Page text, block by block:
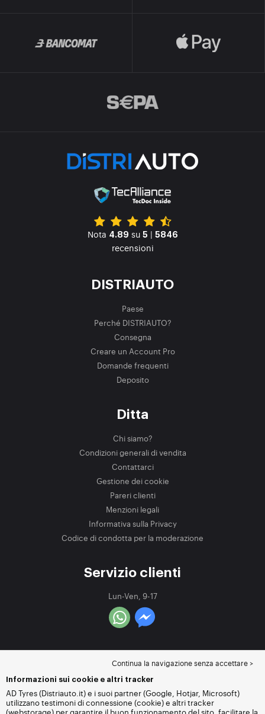
Nota 4.89 su 5 | 5846
recensioni
DISTRIAUTO
Paese
Perché DISTRIAUTO?
Consegna
Creare un Account Pro
Domande frequenti
Deposito
Ditta
Chi siamo?
Condizioni generali di vendita
Contattarci
Gestione dei cookie
Pareri clienti
Menzioni legali
Informativa sulla Privacy
Codice di condotta per la moderazione
Servizio clienti
Lun-Ven, 9-17
Continua la navigazione senza accettare >
Informazioni sui cookie e altri tracker
AD Tyres (Distriauto.it) e i suoi partner (Google, Hotjar, Microsoft)
utilizzano testimoni di connessione (cookie) e altri tracker
(webstorage) per garantire il buon funzionamento del sito, facilitare la